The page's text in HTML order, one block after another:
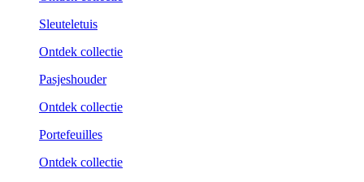
Sleuteletuis
Ontdek collectie
Pasjeshouder
Ontdek collectie
Portefeuilles
Ontdek collectie